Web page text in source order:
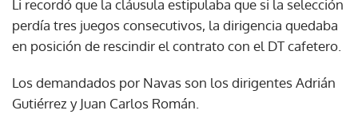
Li recordó que la cláusula estipulaba que si la selección
perdía tres juegos consecutivos, la dirigencia quedaba
en posición de rescindir el contrato con el DT cafetero.
Los demandados por Navas son los dirigentes Adrián
Gutiérrez y Juan Carlos Román.